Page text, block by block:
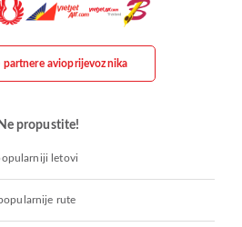
partnere avioprijevoznika
Ne propustite!
letovi
rute